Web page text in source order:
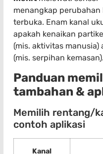
menangkap
terbuka. Enam kanal
apakah kenaikan
(mis. aktivitas manusia)
(mis. serpihan kemasan).
Panduan
tambahan &
Memilih rentang/
contoh aplikasi
Kanal